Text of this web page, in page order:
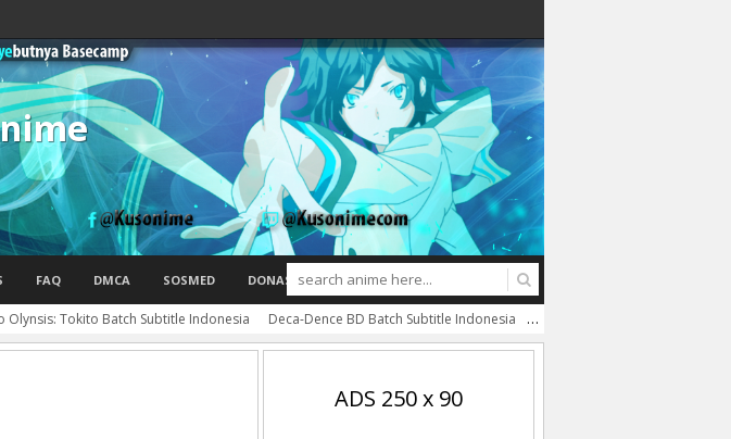
FAQ DMCA SOSMED DONASI
Olynsis: Tokito Batch Subtitle Indonesia Deca-Dence BD Batch Subtitle Indonesia Toaru Hikuushi e no Koiuta BD
ADS 250 x 90